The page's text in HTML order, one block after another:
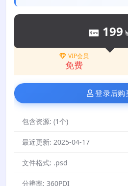
199
VIP会员
免费
登录后购
包含资源: (1个)
最近更新: 2025-04-17
文件格式: .psd
分辨率: 360PDI